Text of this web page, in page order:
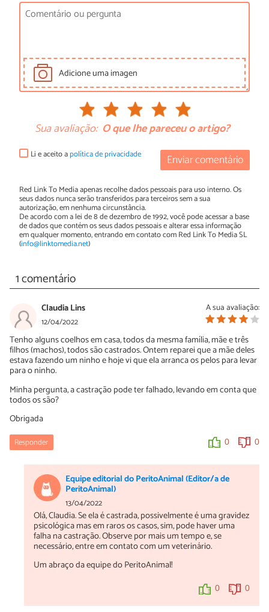
Adicione uma imagen
Sua avaliação: O que lhe pareceu o artigo?
Enviar comentário
Li e aceito apolítica de privacidade
Red Link To Media apenas recolhe dados pessoais para uso interno. Os
seus dados nunca serão transferidos para terceiros sem a sua
autorização, em nenhuma circunstância.
De acordo com a lei de 8 de dezembro de 1992, você pode acessar a base
de dados que contém os seus dados pessoais e alterar essa informação
em qualquer momento, entrando em contato com Red Link To Media SL
(info@linktomedia.net)
1 comentário
A sua avaliação:
Claudia Lins
12/04/2022
Tenho alguns coelhos em casa, todos da mesma família, mãe e três
filhos (machos), todos são castrados. Ontem reparei que a mãe deles
estava fazendo um ninho e hoje vi que ela arranca os pelos para levar
para o ninho.
Minha pergunta, a castração pode ter falhado, levando em conta que
todos os são?
Obrigada
Responder 0 0
Equipe editorial do PeritoAnimal (Editor/a de
PeritoAnimal)
13/04/2022
Olá, Claudia. Se ela é castrada, possivelmente é uma gravidez
psicológica mas em raros os casos, sim, pode haver uma
falha na castração. Observe por mais um tempo e, se
necessário, entre em contato com um veterinário.
Um abraço da equipe do PeritoAnimal!
0 0